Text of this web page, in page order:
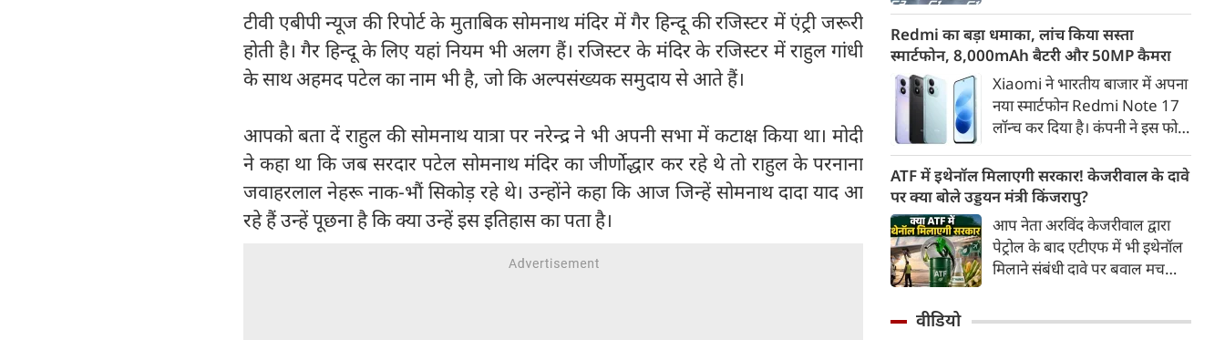
टीवी एबीपी न्यूज की रिपोर्ट के मुताबिक सोमनाथ मंदिर में गैर हिन्दू की रजिस्टर में एंट्री जरूरी
होती है। गैर हिन्दू के लिए यहां नियम भी अलग हैं। रजिस्टर के मंदिर के रजिस्टर में राहुल गांधी
के साथ अहमद पटेल का नाम भी है, जो कि अल्पसंख्‍यक समुदाय से आते हैं।
आपको बता दें राहुल की सोमनाथ यात्रा पर नरेन्द्र ने भी अपनी सभा में कटाक्ष किया था। मोदी
ने कहा था कि जब सरदार पटेल सोमनाथ मंदिर का जीर्णोद्धार कर रहे थे तो राहुल के परनाना
जवाहरलाल नेहरू नाक-भौं सिकोड़ रहे थे। उन्होंने कहा कि आज जिन्हें सोमनाथ दादा याद आ
रहे हैं उन्हें पूछना है कि क्या उन्हें इस इतिहास का पता है।
सड़क दुर्घटना में जान चली गई है।
पेश किया है। Trion की शुरुआती
कीमत 99,999 रुपए (एक्स-शोरूम,
बेंगलुरु) रखी गई है। फिलहाल इसकी
बुकिंग बेंगलुरु के ग्राहकों के लिए
कंपनी की आधिकारिक वेबसाइट के
जरिए शुरू की गई है। आने वाले समय
में इसे दूसरे शहरों में भी उपलब्ध
कराया जाएगा।
Redmi का बड़ा धमाका, लांच किया सस्ता
स्मार्टफोन, 8,000mAh बैटरी और 50MP कैमरा
Xiaomi ने भारतीय बाजार में अपना
नया स्मार्टफोन Redmi Note 17
लॉन्च कर दिया है। कंपनी ने इस फोन
डिस्प्ले, 8,000mAh की बड़ी बैटरी
और Qualcomm Snapdragon
चिपसेट के साथ पेश किया है। फोन में
50MP का मेन कैमरा दिया गया है।
इसके अलावा Redmi Note 17 में
Corning Gorilla Glass 7i
चेसिस जैसे फीचर्स मिलते हैं।
ATF में इथेनॉल मिलाएगी सरकार! केजरीवाल के दावे
पर क्या बोले उड्डयन मंत्री किंजरापु?
आप नेता अरविंद केजरीवाल द्वारा
पेट्रोल के बाद एटीएफ में भी इथेनॉल
मिलाने संबंधी दावे पर बवाल मच
वीडियो